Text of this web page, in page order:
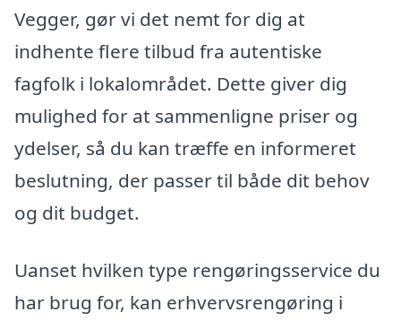
Vegger, gør vi det nemt for dig at
indhente flere tilbud fra autentiske
fagfolk i lokalområdet. Dette giver dig
mulighed for at sammenligne priser og
ydelser, så du kan træffe en informeret
beslutning, der passer til både dit behov
og dit budget.
Uanset hvilken type rengøringsservice du
har brug for, kan erhvervsrengøring i